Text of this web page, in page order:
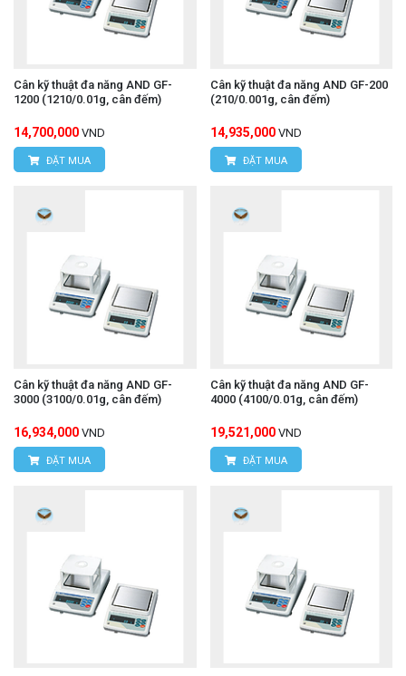
Cân kỹ thuật đa năng AND GF-
1200 (1210/0.01g, cân đếm)
14,700,000 VND
ĐẶT MUA
Cân kỹ thuật đa năng AND GF-200
(210/0.001g, cân đếm)
14,935,000 VND
ĐẶT MUA
Cân kỹ thuật đa năng AND GF-
3000 (3100/0.01g, cân đếm)
16,934,000 VND
ĐẶT MUA
Cân kỹ thuật đa năng AND GF-
4000 (4100/0.01g, cân đếm)
19,521,000 VND
ĐẶT MUA